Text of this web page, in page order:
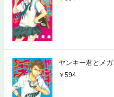
ヤンキー君とメガ
594